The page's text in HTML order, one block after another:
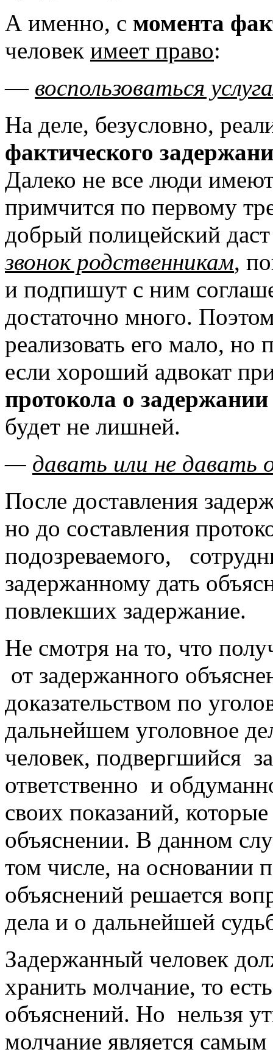
А именно, с момента
человек имеет право:
— воспользоваться
На деле, безусловно,
фактического
Далеко не все люди
примчится по первому
добрый полицейский
звонок родственникам,
и подпишут с ним
достаточно много.
реализовать его мало, но
если хороший адвокат
протокола о
будет не лишней.
— давать или не давать
После доставления
но до составления
подозреваемого,
задержанному дать
повлекших задержание.
Не смотря на то, что
от задержанного
доказательством по
дальнейшем уголовное
человек, подвергшийся
ответственно и
своих показаний,
объяснении. В данном
том числе, на основании
объяснений решается
дела и о дальнейшей
Задержанный человек
хранить молчание, то
объяснений. Но нельзя
молчание является